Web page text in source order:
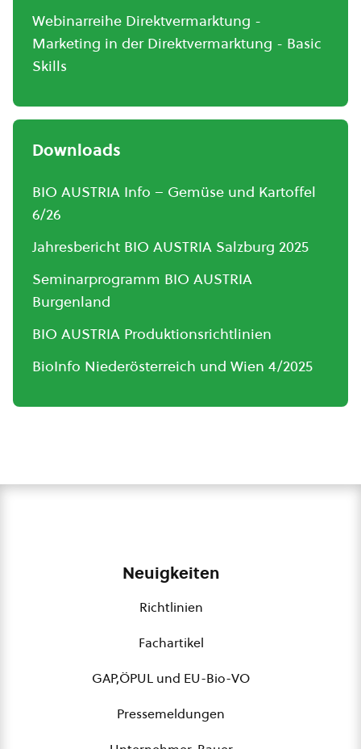
Webinarreihe Direktvermarktung -
Marketing in der Direktvermarktung - Basic
Skills
Downloads
BIO AUSTRIA Info – Gemüse und Kartoffel
6/26
Jahresbericht BIO AUSTRIA Salzburg 2025
Seminarprogramm BIO AUSTRIA
Burgenland
BIO AUSTRIA Produktionsrichtlinien
BioInfo Niederösterreich und Wien 4/2025
Neuigkeiten
Richtlinien
Fachartikel
GAP,ÖPUL und EU-Bio-VO
Pressemeldungen